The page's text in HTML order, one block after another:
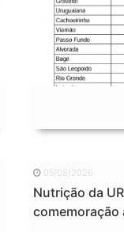
05/08/2026
Nutrição da
comemoração